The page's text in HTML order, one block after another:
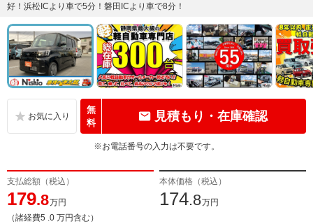
好！浜松ICより車で5分！磐田ICより車で8分！
無
料
見積もり・在庫確認
※お電話番号の入力は不要です。
支払総額（税込）
179.8万円
（諸経費5 .0 万円含む）
本体価格（税込）
174.8万円